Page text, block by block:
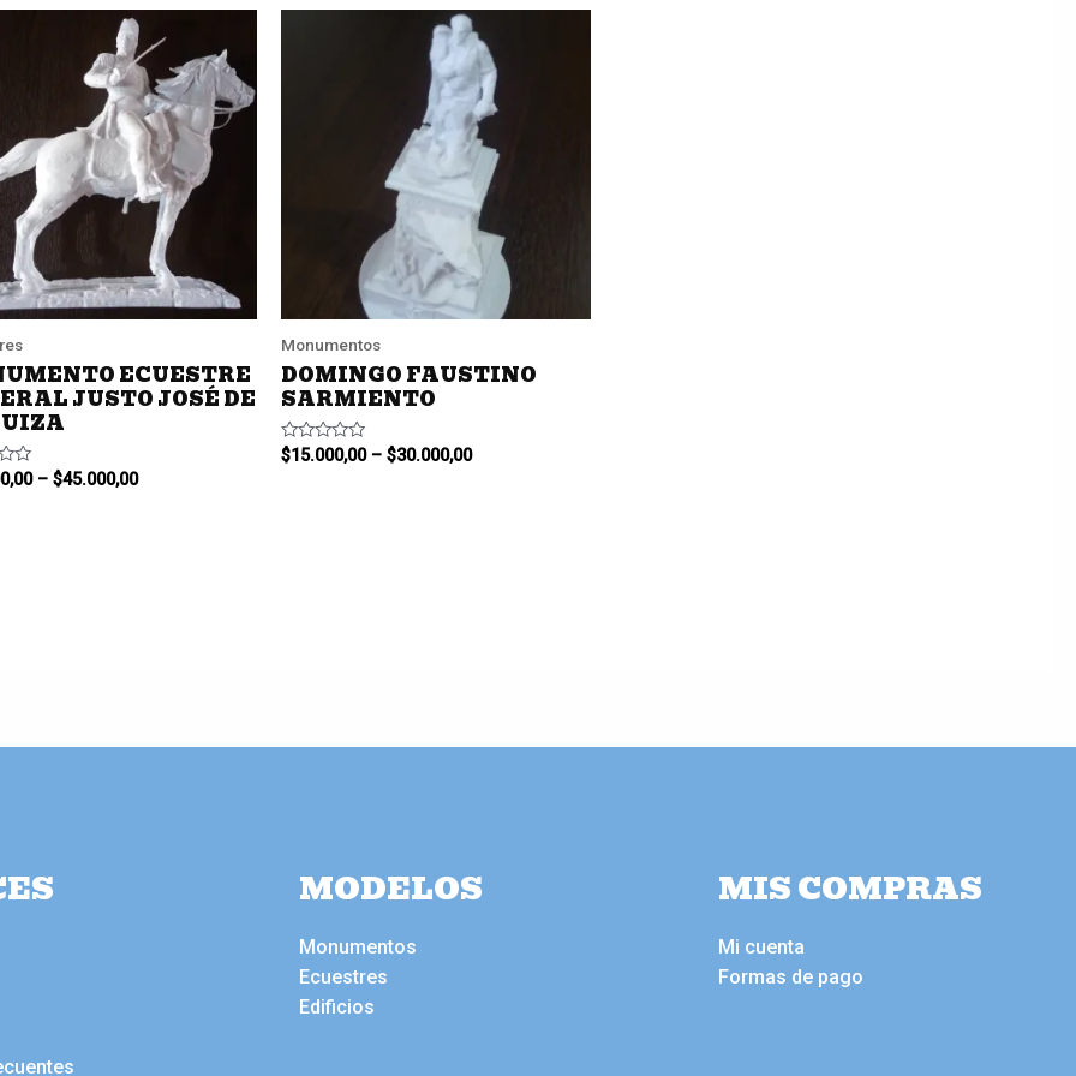
ECUESTRE
JUSTO JOSÉ DE
–$45.000,00
Monumentos
DOMINGO FAUSTINO
SARMIENTO
Valorado
en
$15.000,00– $30.000,00
MODELOS
Monumentos
Ecuestres
Edificios
MIS COMPRAS
Mi cuenta
Formas de pago